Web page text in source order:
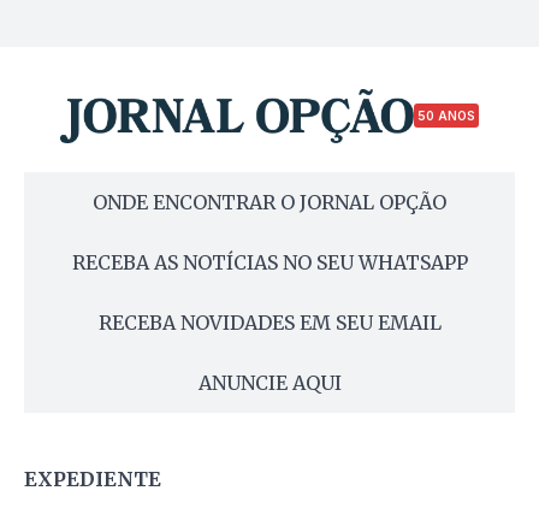
50 ANOS
ONDE ENCONTRAR O JORNAL OPÇÃO
RECEBA AS NOTÍCIAS NO SEU WHATSAPP
RECEBA NOVIDADES EM SEU EMAIL
ANUNCIE AQUI
EXPEDIENTE